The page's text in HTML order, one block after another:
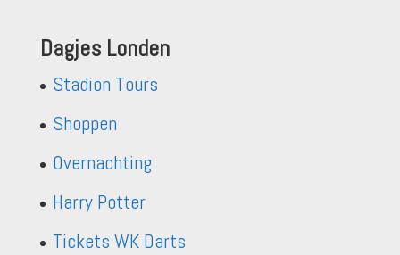
Dagjes Londen
Stadion Tours
Shoppen
Overnachting
Harry Potter
Tickets WK Darts